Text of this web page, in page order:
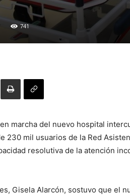
741
marcha del nuevo hospital
230 mil usuarios de la Red
resolutiva de la atención
Gisela Alarcón, sostuvo que el